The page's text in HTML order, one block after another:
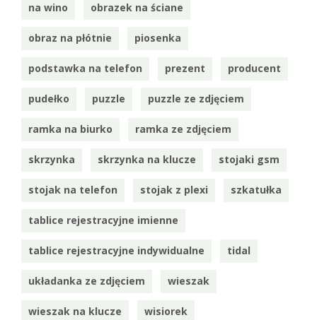
na wino obrazek na ściane
obraz na płótnie piosenka
podstawka na telefon prezent producent
pudełko puzzle puzzle ze zdjęciem
ramka na biurko ramka ze zdjęciem
skrzynka skrzynka na klucze stojaki gsm
stojak na telefon stojak z plexi szkatułka
tablice rejestracyjne imienne
tablice rejestracyjne indywidualne tidal
układanka ze zdjęciem wieszak
wieszak na klucze wisiorek